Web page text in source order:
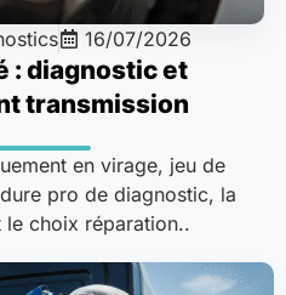
16/07/2026
: diagnostic et
transmission
en virage, jeu de
pro de diagnostic, la
choix réparation..